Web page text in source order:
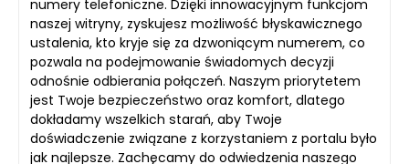
numery telefoniczne. Dzięki innowacyjnym funkcjom
naszej witryny, zyskujesz możliwość błyskawicznego
ustalenia, kto kryje się za dzwoniącym numerem, co
pozwala na podejmowanie świadomych decyzji
odnośnie odbierania połączeń. Naszym priorytetem
jest Twoje bezpieczeństwo oraz komfort, dlatego
dokładamy wszelkich starań, aby Twoje
doświadczenie związane z korzystaniem z portalu było
jak najlepsze. Zachęcamy do odwiedzenia naszego